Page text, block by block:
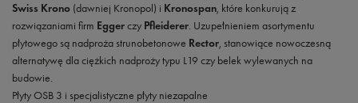
Swiss Krono (dawniej Kronopol) i Kronospan, które konkurują z
rozwiązaniami firm Eggerczy Pfleiderer. Uzupełnieniem asortymentu
płytowego są nadproża strunobetonowe Rector, stanowiące nowoczesną
alternatywę dla ciężkich nadproży typu L19 czy belek wylewanych na
budowie.
Płyty OSB 3 i specjalistyczne płyty niezapalne